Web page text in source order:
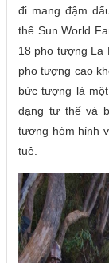
đi mang đậm
thể Sun World
18 pho tượng La
pho tượng cao
bức tượng là
dạng tư thế và
tượng hóm hỉnh
tuệ.